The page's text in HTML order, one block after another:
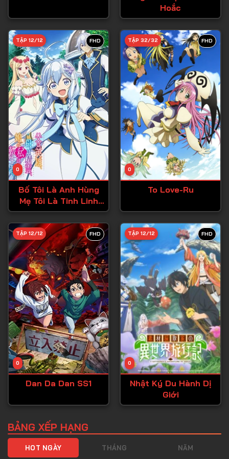
Tập 29
Tập 30
Tập 31
Tập 32
Tập 33
Tập 34
Tập 35
Tập 36
Tập 38
Tập 39
Tập 40
Tập 41
Tập 42
Tập 43
Tập 44
Tập 45
Tập 46
Tập 47
Tập 49
Hoắc
FHD
0
TẬP 12/12
Bố Tôi Là Anh Hùng
Mẹ Tôi Là Tinh Linh
Còn Tôi Là Cô Gái
Chuyển Sinh
FHD
0
TẬP 32/32
To Love-Ru
FHD
0
TẬP 12/12
Dan Da Dan SS1
FHD
0
TẬP 12/12
Nhật Ký Du Hành Dị
Giới
BẢNG XẾP HẠNG
HOT NGÀY THÁNG NĂM